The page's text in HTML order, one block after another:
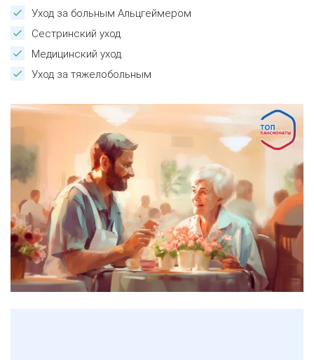
Уход за больным Альцгеймером
Сестринский уход
Медицинский уход
Уход за тяжелобольным